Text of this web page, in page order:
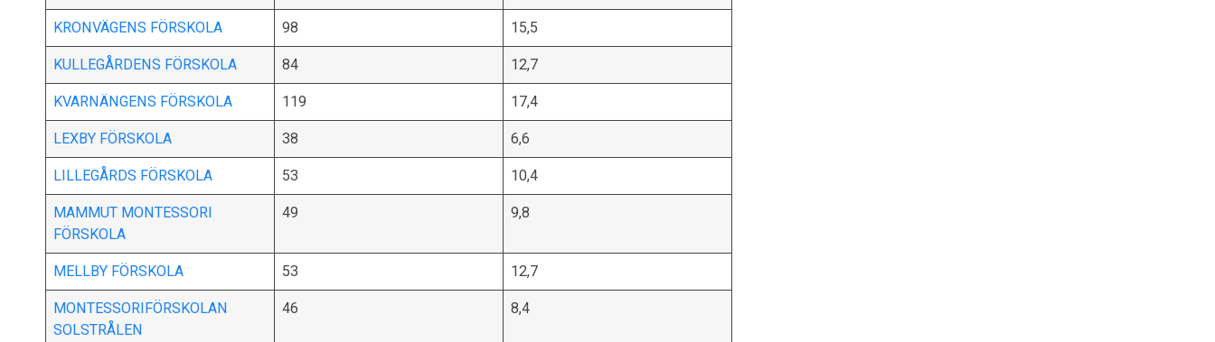
KRONVÄGENS FÖRSKOLA 98 15,5
KULLEGÅRDENS FÖRSKOLA 84 12,7
KVARNÄNGENS FÖRSKOLA 119 17,4
LEXBY FÖRSKOLA 38 6,6
LILLEGÅRDS FÖRSKOLA 53 10,4
MAMMUT MONTESSORI
FÖRSKOLA
49 9,8
MELLBY FÖRSKOLA 53 12,7
MONTESSORIFÖRSKOLAN
SOLSTRÅLEN
46 8,4